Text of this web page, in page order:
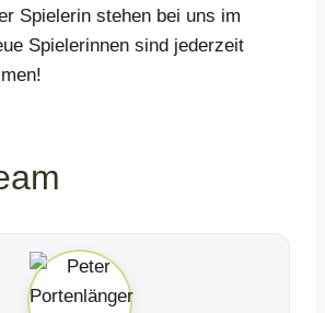
Spielerin stehen bei uns im
Spielerinnen sind jederzeit